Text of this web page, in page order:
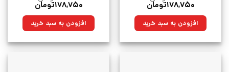
قیمت
۲۵۰,۰۰۰تومان
بود.
۱۷۸,۷۵۰تومان
۱۷۸,۷۵۰تومان.افزودن به سبد خرید
قیمت
۲۵۰,۰۰۰تومان
بود.
۱۷۸,۷۵۰تومان
۱۷۸,۷۵۰تومان.افزودن به سبد خرید